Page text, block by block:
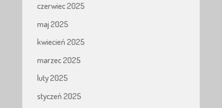
czerwiec 2025
maj 2025
kwiecień 2025
marzec 2025
luty 2025
styczeń 2025